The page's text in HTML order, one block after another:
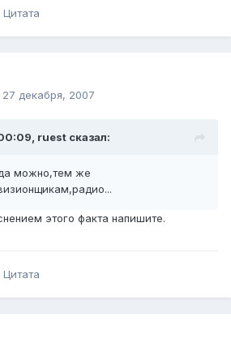
Цитата
27 декабря, 2007
ruest сказал:
можно,тем же
этого факта напишите.
Цитата